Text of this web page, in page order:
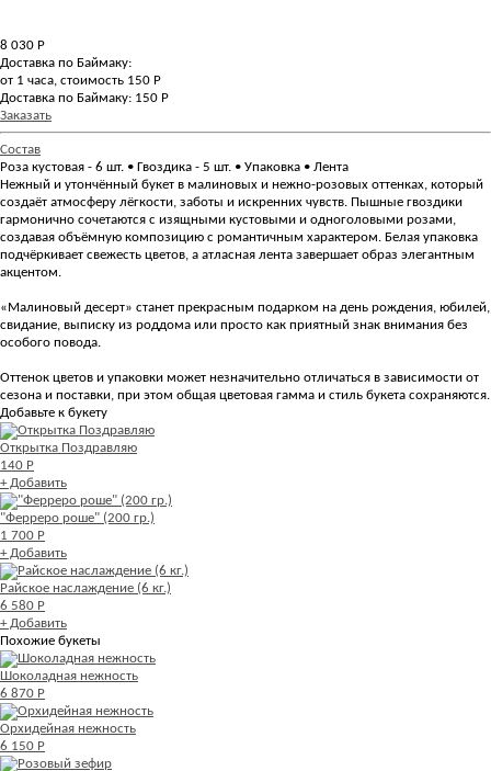
8 030 Р
Доставка по Баймаку:
от 1 часа, стоимость 150 Р
Доставка по Баймаку: 150 Р
Заказать
Состав
Роза кустовая - 6 шт. • Гвоздика - 5 шт. • Упаковка • Лента
Нежный и утончённый букет в малиновых и нежно-розовых оттенках, который
создаёт атмосферу лёгкости, заботы и искренних чувств. Пышные гвоздики
гармонично сочетаются с изящными кустовыми и одноголовыми розами,
создавая объёмную композицию с романтичным характером. Белая упаковка
подчёркивает свежесть цветов, а атласная лента завершает образ элегантным
акцентом.
«Малиновый десерт» станет прекрасным подарком на день рождения, юбилей,
свидание, выписку из роддома или просто как приятный знак внимания без
особого повода.
Оттенок цветов и упаковки может незначительно отличаться в зависимости от
сезона и поставки, при этом общая цветовая гамма и стиль букета сохраняются.
Добавьте к букету
Открытка Поздравляю
140 Р
+ Добавить
"Ферреро роше" (200 гр.)
1 700 Р
+ Добавить
Райское наслаждение (6 кг.)
6 580 Р
+ Добавить
Похожие букеты
Шоколадная нежность
6 870 Р
Орхидейная нежность
6 150 Р